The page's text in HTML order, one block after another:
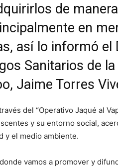
de
en
así lo informó el
Sanitarios de
Jaime Torres
del “Operativo Jaqué al
y su entorno social,
y el medio ambiente.
vamos a promover y